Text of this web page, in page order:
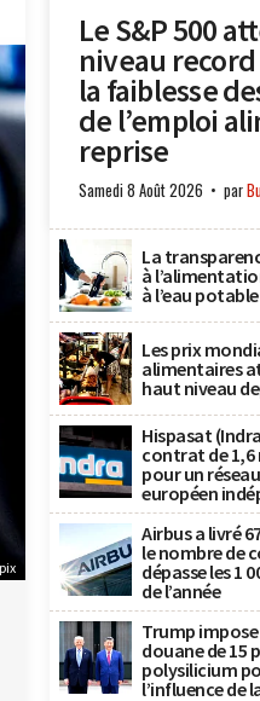
Le S&P 500
niveau
la faiblesse
de l’emploi
reprise
Samedi 8 Août 2026 par
La
à
à l’eau potable
Les prix
alimentaires
haut niveau
Hispasat
contrat de 1,6
pour un
européen
Airbus a livré
le nombre de
dépasse les 1
de l’année
Trump
douane de 15
polysilicium
l’influence de